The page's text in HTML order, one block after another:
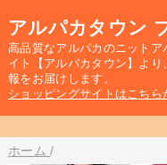
アルパカタウン
高品質なアルパカのニット
イト【アルパカタウン】よ
報をお届けします。
ショッピングサイトはこちら
ホーム /